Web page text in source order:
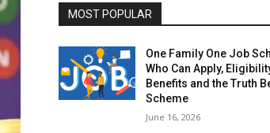
MOST POPULAR
One Family One Job
Who Can Apply,
Benefits and the Truth
Scheme
June 16, 2026